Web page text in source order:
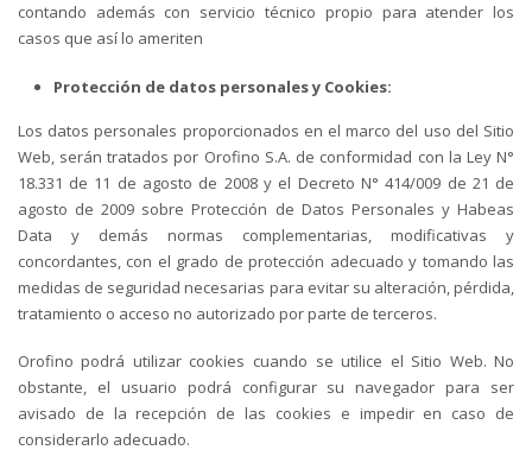
contando además con servicio técnico propio para atender los
casos que así lo ameriten
Protección de datos personales y Cookies:
Los datos personales proporcionados en el marco del uso del Sitio
Web, serán tratados por Orofino S.A. de conformidad con la Ley N°
18.331 de 11 de agosto de 2008 y el Decreto N° 414/009 de 21 de
agosto de 2009 sobre Protección de Datos Personales y Habeas
Data y demás normas complementarias, modificativas y
concordantes, con el grado de protección adecuado y tomando las
medidas de seguridad necesarias para evitar su alteración, pérdida,
tratamiento o acceso no autorizado por parte de terceros.
Orofino podrá utilizar cookies cuando se utilice el Sitio Web. No
obstante, el usuario podrá configurar su navegador para ser
avisado de la recepción de las cookies e impedir en caso de
considerarlo adecuado.